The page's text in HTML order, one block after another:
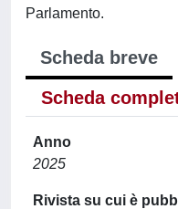
Parlamento.
Scheda breve
Scheda
Anno
2025
Rivista su cui è